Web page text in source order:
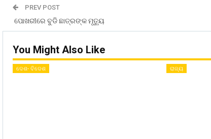
PREV POST
ପୋଖରୀରେ ବୁଡି ଛାତ୍ରଙ୍କ ମୃତ୍ୟୁ
You Might Also Like
ଦେଶ- ବିଦେଶ ରାଜ୍ୟ